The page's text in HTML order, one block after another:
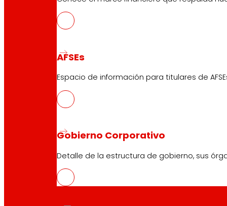
AFSEs
Espacio de información para titulares de
Gobierno Corporativo
Detalle de la estructura de gobierno, sus